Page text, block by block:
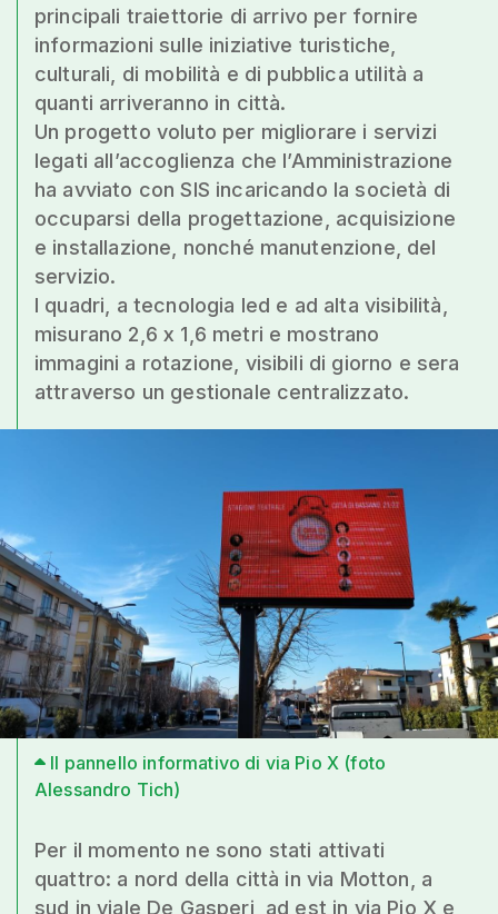
principali traiettorie di arrivo per fornire
informazioni sulle iniziative turistiche,
culturali, di mobilità e di pubblica utilità a
quanti arriveranno in città.
Un progetto voluto per migliorare i servizi
legati all’accoglienza che l’Amministrazione
ha avviato con SIS incaricando la società di
occuparsi della progettazione, acquisizione
e installazione, nonché manutenzione, del
servizio.
I quadri, a tecnologia led e ad alta visibilità,
misurano 2,6 x 1,6 metri e mostrano
immagini a rotazione, visibili di giorno e sera
attraverso un gestionale centralizzato.
Il pannello informativo di via Pio X (foto
Alessandro Tich)
Per il momento ne sono stati attivati
quattro: a nord della città in via Motton, a
sud in viale De Gasperi, ad est in via Pio X e